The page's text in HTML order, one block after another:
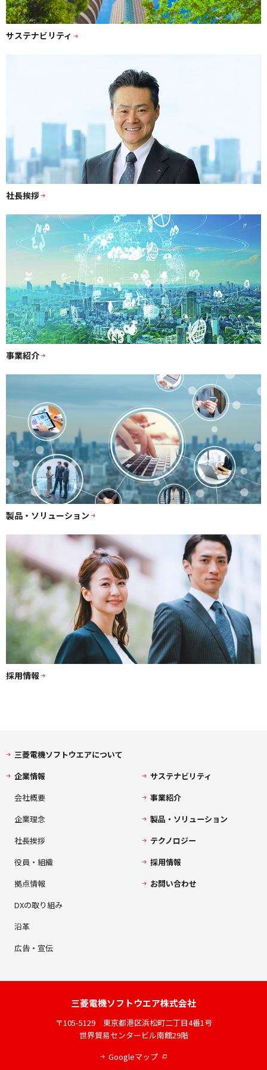
サステナビリティ
社長挨拶
事業紹介
製品・ソリューション
採用情報
三菱電機ソフトウエア株式会社
〒105-5129 東京都港区浜松町二丁目4番1号
世界貿易センタービル南館29階
Googleマップ
三菱電機ソフトウエアについて
企業情報
会社概要
企業理念
社長挨拶
役員・組織
拠点情報
DXの取り組み
沿革
広告・宣伝
サステナビリティ
事業紹介
製品・ソリューション
テクノロジー
採用情報
お問い合わせ